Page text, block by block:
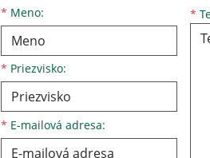
* Meno:
Meno
* Priezvisko:
Priezvisko
* E-mailová adresa:
E-mailová adresa *